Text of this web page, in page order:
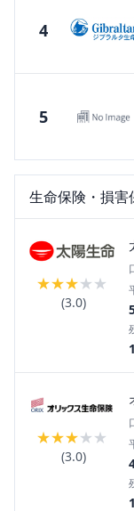
4
5
生命保険・損害
★★★★★
(3.0)
★★★★★
(3.0)